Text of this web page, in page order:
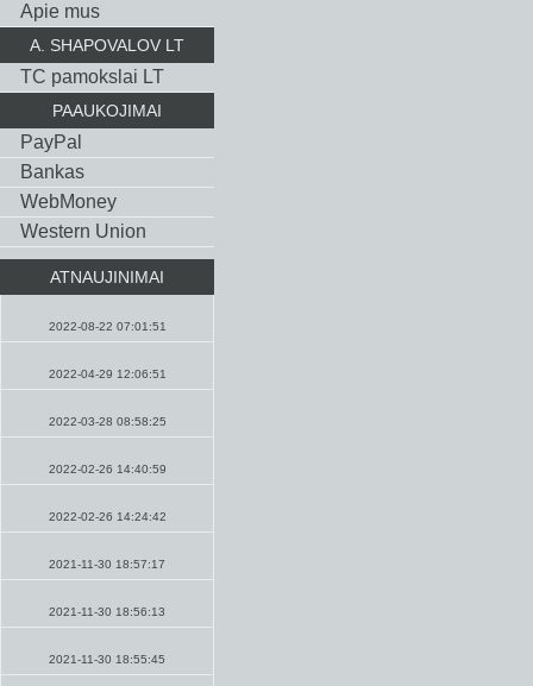
Apie mus
A. SHAPOVALOV LT
TC pamokslai LT
PAAUKOJIMAI
PayPal
Bankas
WebMoney
Western Union
ATNAUJINIMAI
2022-08-22 07:01:51
2022-04-29 12:06:51
2022-03-28 08:58:25
2022-02-26 14:40:59
2022-02-26 14:24:42
2021-11-30 18:57:17
2021-11-30 18:56:13
2021-11-30 18:55:45